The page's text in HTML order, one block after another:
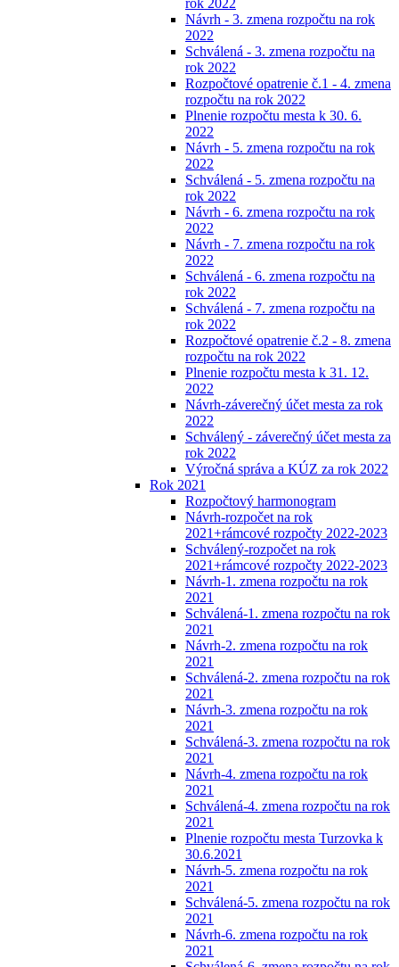
rok 2022
Návrh - 3. zmena rozpočtu na rok
2022
Schválená - 3. zmena rozpočtu na
rok 2022
Rozpočtové opatrenie č.1 - 4. zmena
rozpočtu na rok 2022
Plnenie rozpočtu mesta k 30. 6.
2022
Návrh - 5. zmena rozpočtu na rok
2022
Schválená - 5. zmena rozpočtu na
rok 2022
Návrh - 6. zmena rozpočtu na rok
2022
Návrh - 7. zmena rozpočtu na rok
2022
Schválená - 6. zmena rozpočtu na
rok 2022
Schválená - 7. zmena rozpočtu na
rok 2022
Rozpočtové opatrenie č.2 - 8. zmena
rozpočtu na rok 2022
Plnenie rozpočtu mesta k 31. 12.
2022
Návrh-záverečný účet mesta za rok
2022
Schválený - záverečný účet mesta za
rok 2022
Výročná správa a KÚZ za rok 2022
Rok 2021
Rozpočtový harmonogram
Návrh-rozpočet na rok
2021+rámcové rozpočty 2022-2023
Schválený-rozpočet na rok
2021+rámcové rozpočty 2022-2023
Návrh-1. zmena rozpočtu na rok
2021
Schválená-1. zmena rozpočtu na rok
2021
Návrh-2. zmena rozpočtu na rok
2021
Schválená-2. zmena rozpočtu na rok
2021
Návrh-3. zmena rozpočtu na rok
2021
Schválená-3. zmena rozpočtu na rok
2021
Návrh-4. zmena rozpočtu na rok
2021
Schválená-4. zmena rozpočtu na rok
2021
Plnenie rozpočtu mesta Turzovka k
30.6.2021
Návrh-5. zmena rozpočtu na rok
2021
Schválená-5. zmena rozpočtu na rok
2021
Návrh-6. zmena rozpočtu na rok
2021